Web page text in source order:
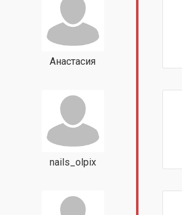
Анастасия
nails_olpix